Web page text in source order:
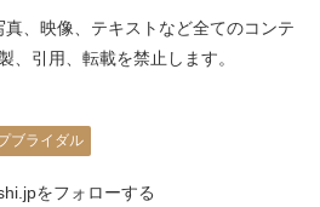
、映像、テキストなど全てのコンテ
、引用、転載を禁止します。
ブライダル
をフォローする